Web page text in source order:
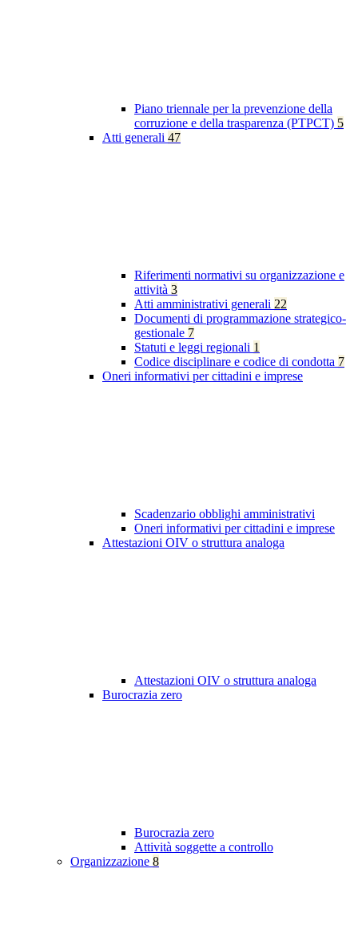
Piano triennale per la prevenzione della
corruzione e della trasparenza (PTPCT) 5
Atti generali 47
Riferimenti normativi su organizzazione e
attività 3
Atti amministrativi generali 22
Documenti di programmazione strategico-
gestionale 7
Statuti e leggi regionali 1
Codice disciplinare e codice di condotta 7
Oneri informativi per cittadini e imprese
Scadenzario obblighi amministrativi
Oneri informativi per cittadini e imprese
Attestazioni OIV o struttura analoga
Attestazioni OIV o struttura analoga
Burocrazia zero
Burocrazia zero
Attività soggette a controllo
Organizzazione 8